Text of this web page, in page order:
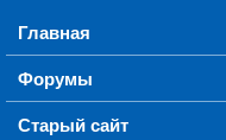
Main menu
Главная
Форумы
Старый сайт